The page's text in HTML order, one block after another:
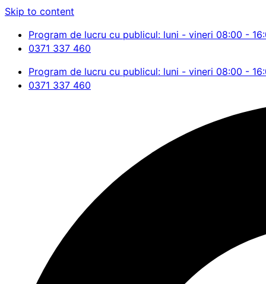
Skip to content
Program de lucru cu publicul: luni - vineri 08:00 -
0371 337 460
Program de lucru cu publicul: luni - vineri 08:00 -
0371 337 460